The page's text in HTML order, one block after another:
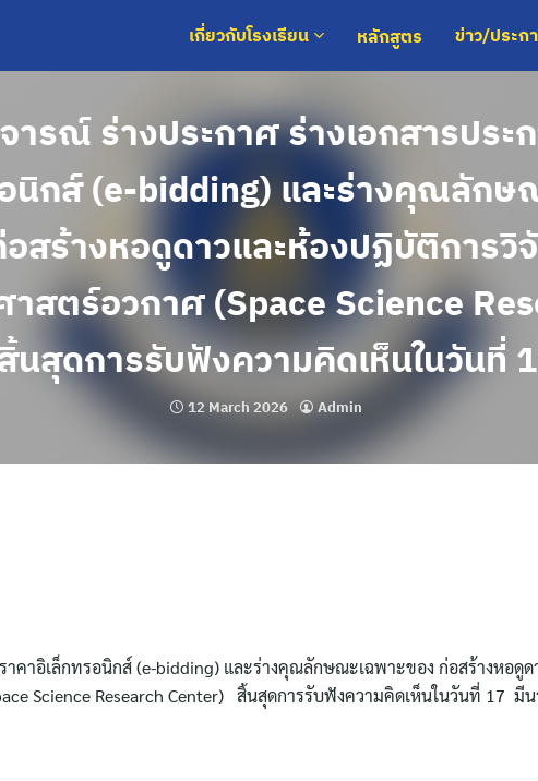
เกี่ยวกับโรงเรียน หลักสูตร ข่าว/ประก
ารณ์ ร่างประกาศ ร่างเอกสารประ
นิกส์ (e-bidding) และร่างคุณลักษ
สร้างหอดูดาวและห้องปฏิบัติการวิ
าสตร์อวกาศ (Space Science
นสุดการรับฟังความคิดเห็นในวันที่
12 March 2026 Admin
าคาอิเล็กทรอนิกส์ (e-bidding) และร่างคุณลักษณะเฉพาะของ ก่อสร้างหอดูด
Science Research Center) สิ้นสุดการรับฟังความคิดเห็นในวันที่ 17 มี